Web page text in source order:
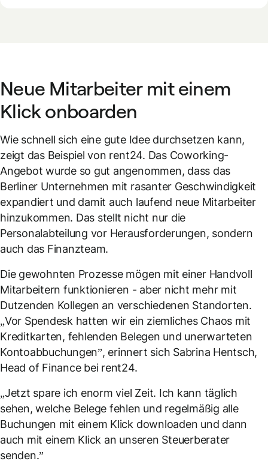
Neue Mitarbeiter mit einem
Klick onboarden
Wie schnell sich eine gute Idee durchsetzen kann,
zeigt das Beispiel von rent24. Das Coworking-
Angebot wurde so gut angenommen, dass das
Berliner Unternehmen mit rasanter Geschwindigkeit
expandiert und damit auch laufend neue Mitarbeiter
hinzukommen. Das stellt nicht nur die
Personalabteilung vor Herausforderungen, sondern
auch das Finanzteam.
Die gewohnten Prozesse mögen mit einer Handvoll
Mitarbeitern funktionieren - aber nicht mehr mit
Dutzenden Kollegen an verschiedenen Standorten.
„Vor Spendesk hatten wir ein ziemliches Chaos mit
Kreditkarten, fehlenden Belegen und unerwarteten
Kontoabbuchungen”, erinnert sich Sabrina Hentsch,
Head of Finance bei rent24.
„Jetzt spare ich enorm viel Zeit. Ich kann täglich
sehen, welche Belege fehlen und regelmäßig alle
Buchungen mit einem Klick downloaden und dann
auch mit einem Klick an unseren Steuerberater
senden.”